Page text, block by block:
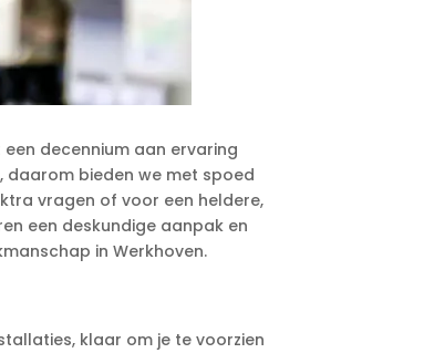
decennium aan ervaring
daarom bieden we met spoed
vragen of voor een heldere,
een deskundige aanpak en
in Werkhoven.
klaar om je te voorzien